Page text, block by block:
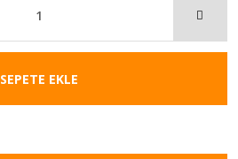
SEPETE EKLE